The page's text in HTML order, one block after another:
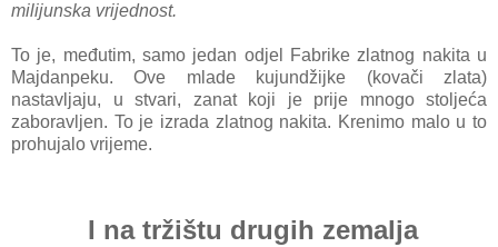
milijunska vrijednost.
To je, međutim, samo jedan odjel Fabrike zlatnog nakita u
Majdanpeku.Ove mlade kujundžijke (kovači zlata)
nastavljaju, u stvari, zanat koji je prije mnogo stoljeća
zaboravljen. To je izrada zlatnog nakita. Krenimo malo u to
prohujalo vrijeme.
I na tržištu drugih zemalja